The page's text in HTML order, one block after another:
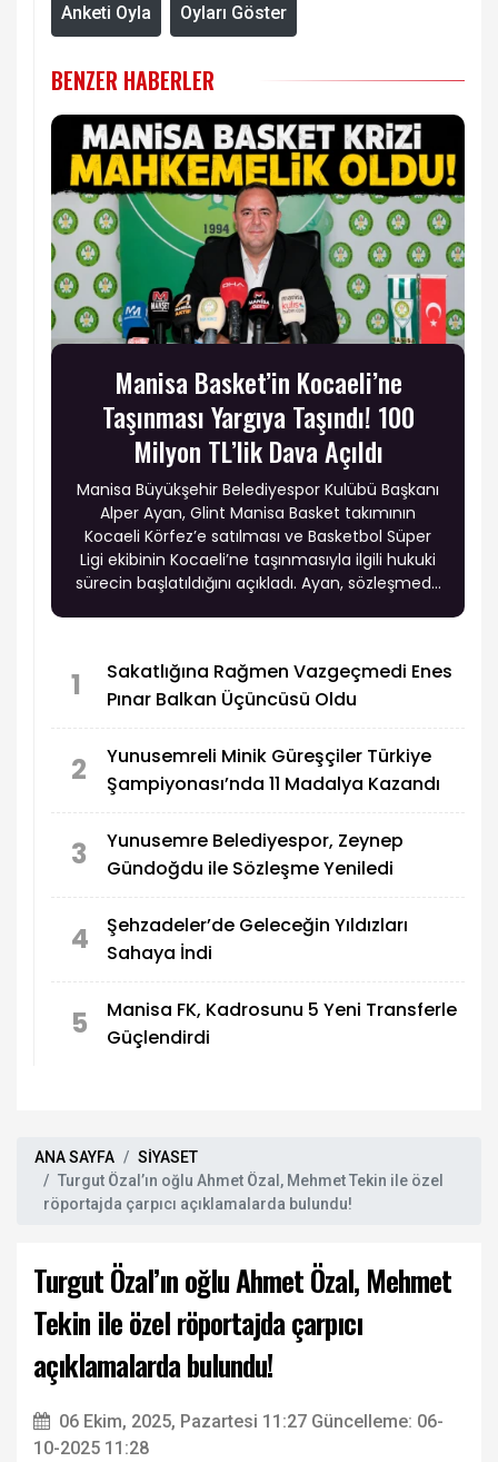
Anketi Oyla Oyları Göster
BENZER HABERLER
Manisa Basket’in Kocaeli’ne
Taşınması Yargıya Taşındı! 100
Milyon TL’lik Dava Açıldı
Manisa Büyükşehir Belediyespor Kulübü Başkanı
Alper Ayan, Glint Manisa Basket takımının
Kocaeli Körfez’e satılması ve Basketbol Süper
Ligi ekibinin Kocaeli’ne taşınmasıyla ilgili hukuki
sürecin başlatıldığını açıkladı. Ayan, sözleşmede
1
Sakatlığına Rağmen Vazgeçmedi Enes
Pınar Balkan Üçüncüsü Oldu
2
Yunusemreli Minik Güreşçiler Türkiye
Şampiyonası’nda 11 Madalya Kazandı
3
Yunusemre Belediyespor, Zeynep
Gündoğdu ile Sözleşme Yeniledi
4
Şehzadeler’de Geleceğin Yıldızları
Sahaya İndi
5
Manisa FK, Kadrosunu 5 Yeni Transferle
Güçlendirdi
ANA SAYFA
SİYASET
Turgut Özal’ın oğlu Ahmet Özal, Mehmet Tekin ile özel
röportajda çarpıcı açıklamalarda bulundu!
Turgut Özal’ın oğlu Ahmet Özal, Mehmet
Tekin ile özel röportajda çarpıcı
açıklamalarda bulundu!
06 Ekim, 2025, Pazartesi 11:27 Güncelleme: 06-
10-2025 11:28